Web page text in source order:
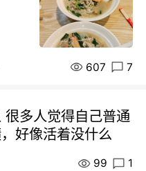
607 7
多人觉得自己普通
好像活着没什么
99 1